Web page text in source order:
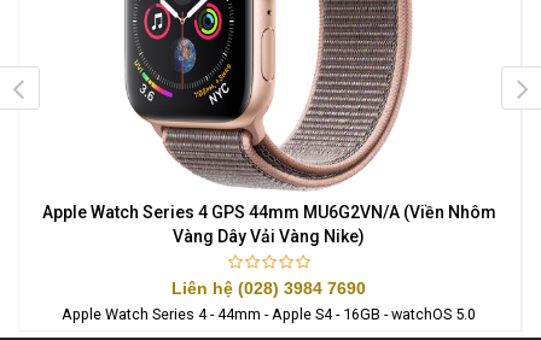
Apple Watch Series 4 GPS 44mm MU6G2VN/A (Viền Nhôm
Vàng Dây Vải Vàng Nike)
Liên hệ (028) 3984 7690
Apple Watch Series 4 - 44mm - Apple S4 - 16GB - watchOS 5.0